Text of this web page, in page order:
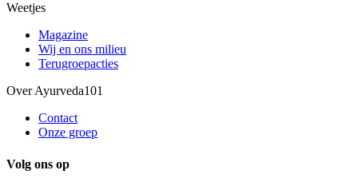
Weetjes
Magazine
Wij en ons milieu
Terugroepacties
Over Ayurveda101
Contact
Onze groep
Volg ons op